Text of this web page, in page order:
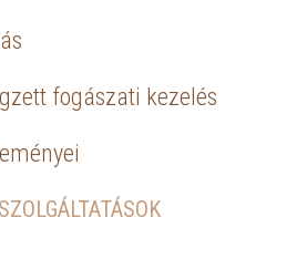
fogászati kezelés